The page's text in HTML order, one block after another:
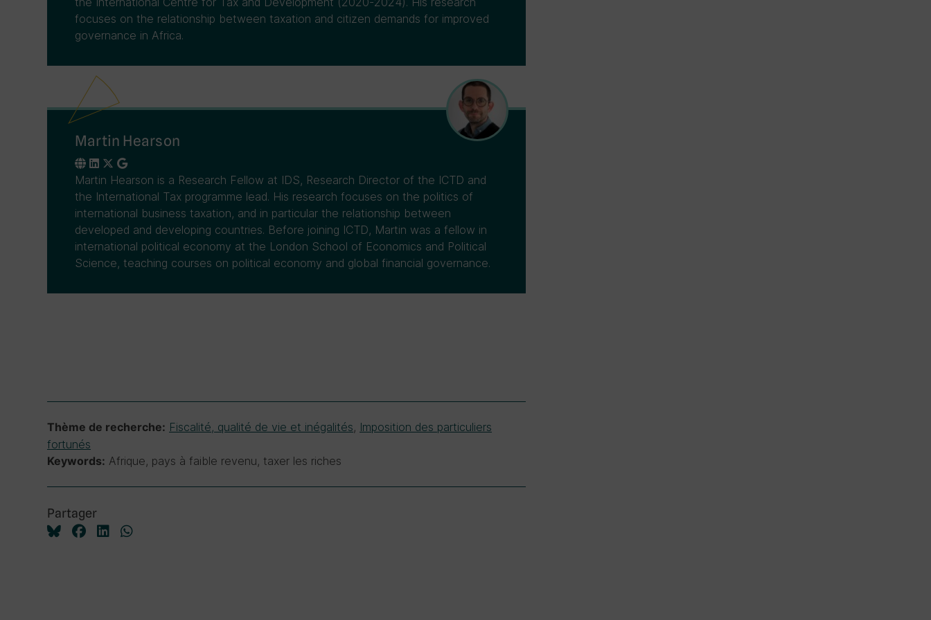
focuses on the relationship between taxation and citizen demands for improved
governance in Africa.
Martin Hearson
Martin Hearson is a Research Fellow at IDS, Research Director of the ICTD and
the International Tax programme lead. His research focuses on the politics of
international business taxation, and in particular the relationship between
developed and developing countries. Before joining ICTD, Martin was a fellow in
international political economy at the London School of Economics and Political
Science, teaching courses on political economy and global financial governance.
Thème de recherche: Fiscalité, qualité de vie et inégalités, Imposition des particuliers
fortunés
Keywords: Afrique, pays à faible revenu, taxer les riches
Partager